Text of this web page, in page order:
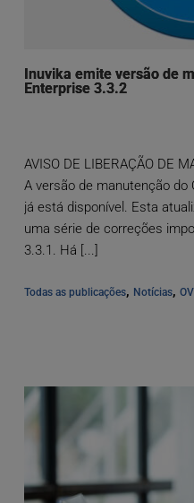
Inuvika emite versão de
Enterprise 3.3.2
AVISO DE LIBERAÇÃO DE
A versão de manutenção do
já está disponível. Esta
uma série de correções
3.3.1. Há [...]
Todas as publicações, Notícias,